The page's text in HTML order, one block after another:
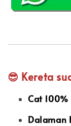
😎 Kereta
Cat 100%
Dalaman